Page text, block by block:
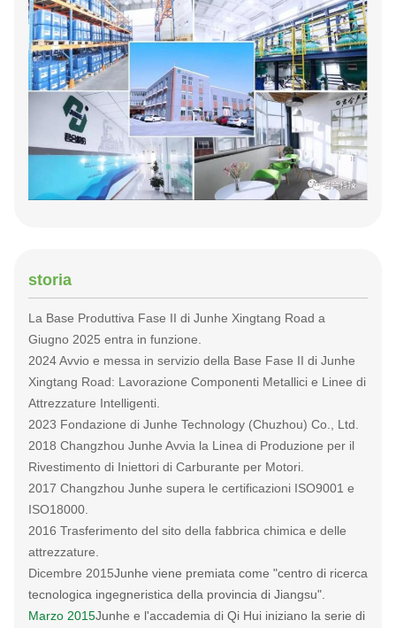
storia
La Base Produttiva Fase II di Junhe Xingtang Road a
Giugno 2025 entra in funzione.
2024 Avvio e messa in servizio della Base Fase II di Junhe
Xingtang Road: Lavorazione Componenti Metallici e Linee di
Attrezzature Intelligenti.
2023 Fondazione di Junhe Technology (Chuzhou) Co., Ltd.
2018 Changzhou Junhe Avvia la Linea di Produzione per il
Rivestimento di Iniettori di Carburante per Motori.
2017 Changzhou Junhe supera le certificazioni ISO9001 e
ISO18000.
2016 Trasferimento del sito della fabbrica chimica e delle
attrezzature.
Dicembre 2015Junhe viene premiata come "centro di ricerca
tecnologica ingegneristica della provincia di Jiangsu".
Marzo 2015Junhe e l'accademia di Qi Hui iniziano la serie di